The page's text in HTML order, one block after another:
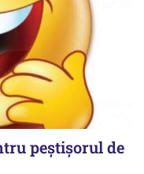
peștișorul de